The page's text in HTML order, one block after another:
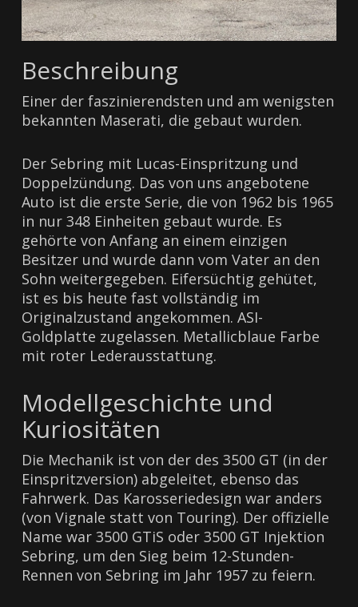
Beschreibung
Einer der faszinierendsten und am wenigsten
bekannten Maserati, die gebaut wurden.
Der Sebring mit Lucas-Einspritzung und
Doppelzündung. Das von uns angebotene
Auto ist die erste Serie, die von 1962 bis 1965
in nur 348 Einheiten gebaut wurde. Es
gehörte von Anfang an einem einzigen
Besitzer und wurde dann vom Vater an den
Sohn weitergegeben. Eifersüchtig gehütet,
ist es bis heute fast vollständig im
Originalzustand angekommen. ASI-
Goldplatte zugelassen. Metallicblaue Farbe
mit roter Lederausstattung.
Modellgeschichte und
Kuriositäten
Die Mechanik ist von der des 3500 GT (in der
Einspritzversion) abgeleitet, ebenso das
Fahrwerk. Das Karosseriedesign war anders
(von Vignale statt von Touring). Der offizielle
Name war 3500 GTiS oder 3500 GT Injektion
Sebring, um den Sieg beim 12-Stunden-
Rennen von Sebring im Jahr 1957 zu feiern.